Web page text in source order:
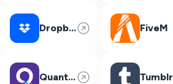
Dropbox FiveM
Quantum Fiber Tumblr